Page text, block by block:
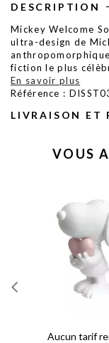
DESCRIPTION
Mickey Welcome
ultra-design de
fiction le plus
En savoir plus
Référence :
LIVRAISON ET
VOUS
Aucun tarif